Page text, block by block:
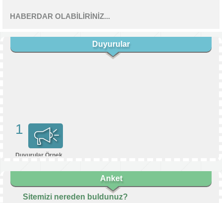
HABERDAR OLABİLİRİNİZ...
Duyurular
1
Duyurular Örnek
Anket
Sitemizi nereden buldunuz?